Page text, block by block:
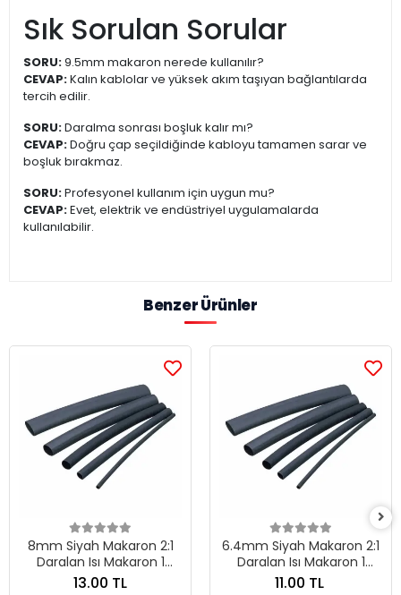
Sık Sorulan Sorular
SORU:9.5mm makaron nerede kullanılır?
CEVAP:Kalın kablolar ve yüksek akım taşıyan bağlantılarda
tercih edilir.
SORU:Daralma sonrası boşluk kalır mı?
CEVAP:Doğru çap seçildiğinde kabloyu tamamen sarar ve
boşluk bırakmaz.
SORU:Profesyonel kullanım için uygun mu?
CEVAP:Evet, elektrik ve endüstriyel uygulamalarda
kullanılabilir.
Benzer Ürünler
8mm Siyah Makaron 2:1
Daralan Isı Makaron 1
Metre
13.00 TL
6.4mm Siyah Makaron 2:1
Daralan Isı Makaron 1
Metre
11.00 TL